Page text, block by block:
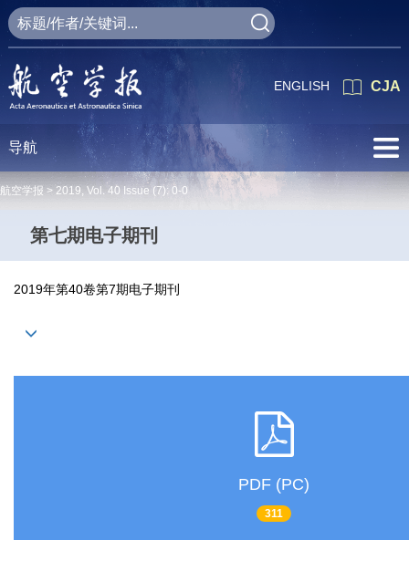
CJA
ENGLISH
导航
航空学报 > 2019, Vol. 40 Issue (7): 0-0
第七期电子期刊
2019年第40卷第7期电子期刊
PDF (PC)
311